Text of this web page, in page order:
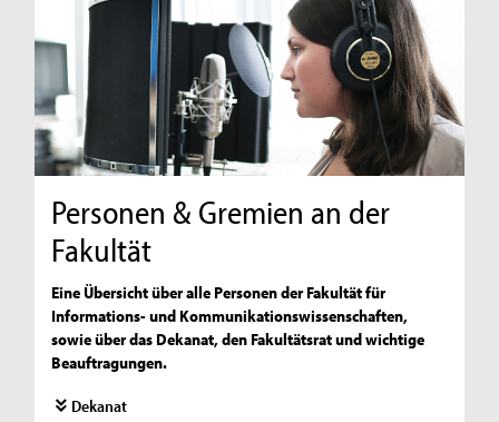
Personen & Gremien an der
Fakultät
Eine Übersicht über alle Personen der Fakultät für
Informations- und Kommunikationswissenschaften,
sowie über das Dekanat, den Fakultätsrat und wichtige
Beauftragungen.
Dekanat